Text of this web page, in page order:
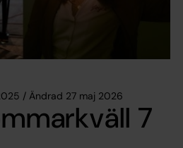
/ Ändrad 27 maj 2026
7